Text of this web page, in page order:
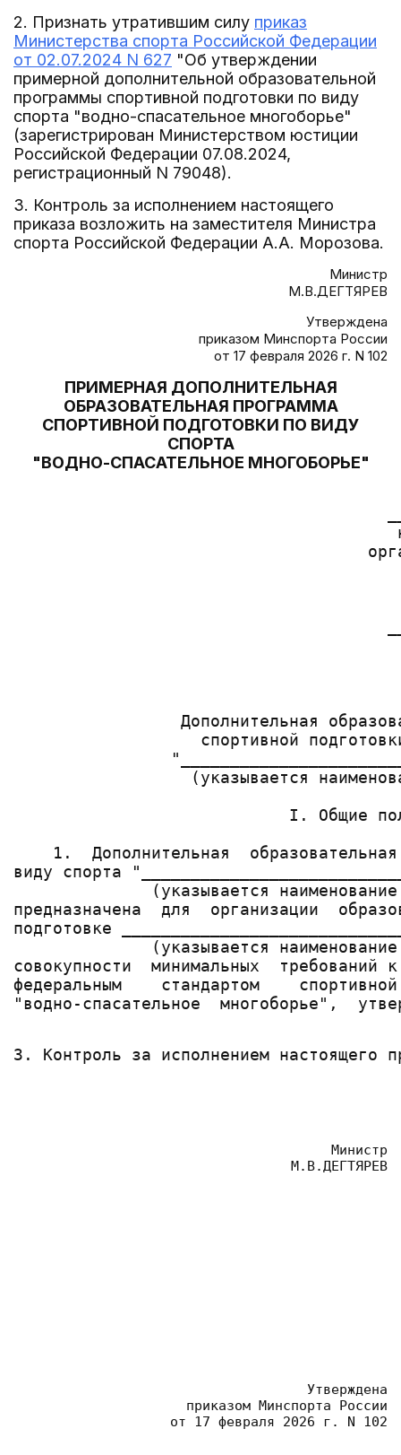
2. Признать утратившим силу приказ
Министерства спорта Российской Федерации
от 02.07.2024 N 627 "Об утверждении
примерной дополнительной образовательной
программы спортивной подготовки по виду
спорта "водно-спасательное многоборье"
(зарегистрирован Министерством юстиции
Российской Федерации 07.08.2024,
регистрационный N 79048).
3. Контроль за исполнением настоящего
приказа возложить на заместителя Министра
спорта Российской Федерации А.А. Морозова.
Министр
М.В.ДЕГТЯРЕВ
Утверждена
приказом Минспорта России
от 17 февраля 2026 г. N 102
ПРИМЕРНАЯ ДОПОЛНИТЕЛЬНАЯ
ОБРАЗОВАТЕЛЬНАЯ ПРОГРАММА
СПОРТИВНОЙ ПОДГОТОВКИ ПО ВИДУ
СПОРТА
"ВОДНО-СПАСАТЕЛЬНОЕ МНОГОБОРЬЕ"
Дополнительная
спортивной
(указывается
I. Общие
1.  Дополнительная
виду спорта
(указывается
предназначена  для  организации
подготовке
(указывается
совокупности  минимальных  требований
федеральным    стандартом
"водно-спасательное  многоборье",
3. Контроль за исполнением настоящего
Министр
М.В.ДЕГТЯРЕВ
Утверждена
приказом Минспорта России
от 17 февраля 2026 г. N 102